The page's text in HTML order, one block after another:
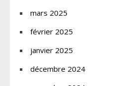
mars 2025
février 2025
janvier 2025
décembre 2024